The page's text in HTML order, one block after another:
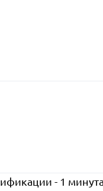
- 1